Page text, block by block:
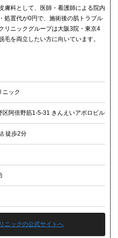
膚科として、医師・看護師による院内
処置代が0円で、施術後の肌トラブル
リニックグループは大阪3院・東京4
を両立したい方に向いています。
ニック
阿倍野筋1-5-31 きんえいアポロビル7F
徒歩2分
ニックの公式サイトへ